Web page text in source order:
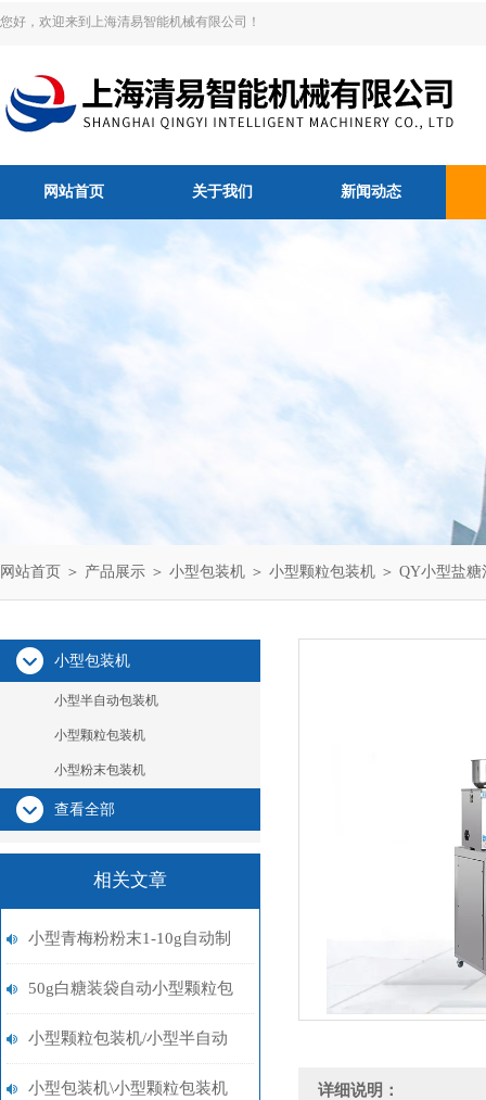
您好，欢迎来到上海清易智能机械有限公司！
网站首页 关于我们 新闻动态
网站首页 ＞ 产品展示 ＞ 小型包装机 ＞ 小型颗粒包装机 ＞ QY小型盐
小型包装机
小型半自动包装机
小型颗粒包装机
小型粉末包装机
查看全部
相关文章
小型青梅粉粉末1-10g自动制
袋称重包装机多少钱
50g白糖装袋自动小型颗粒包
装机多少钱
小型颗粒包装机/小型半自动
包装机/小型粉末包装机设备
小型包装机\小型颗粒包装机 详细说明：